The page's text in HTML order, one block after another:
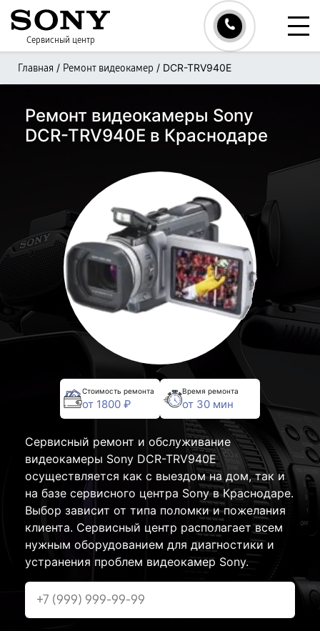
Сервисный центр
Главная / Ремонт видеокамер / DCR-TRV940E
Ремонт видеокамеры Sony
DCR-TRV940E в Краснодаре
Стоимость ремонта
от 1800 ₽
Время ремонта
от 30 мин
Сервисный ремонт и обслуживание
видеокамеры Sony DCR-TRV940E
осуществляется как с выездом на дом, так и
на базе сервисного центра Sony в Краснодаре.
Выбор зависит от типа поломки и пожелания
клиента. Сервисный центр располагает всем
нужным оборудованием для диагностики и
устранения проблем видеокамер Sony.